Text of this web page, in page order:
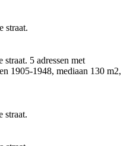
straat.
straat. 5 adressen met
1905-1948, mediaan 130 m2,
straat.